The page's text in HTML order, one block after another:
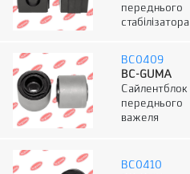
переднього
стабілізатора
BC0409
BC-GUMA
Сайлентблок
переднього
важеля
BC0410